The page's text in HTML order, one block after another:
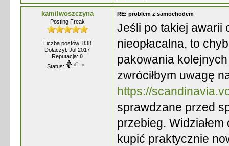
kamilwoszczyna
Posting Freak
Liczba postów: 838
Dołączył: Jul 2017
Reputacja: 0
Status:
RE: problem z samochodem
Jeśli po takiej awarii
nieopłacalna, to
pakowania
zwróciłbym uwagę
https://
sprawdzane przed
przebieg.
kupić praktycznie